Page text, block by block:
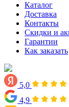
Каталог
Доставка
Контакты
Скидки и
Гарантии
Как заказать
5,0
4,9